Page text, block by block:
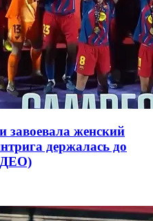
завоевала женский
держалась до